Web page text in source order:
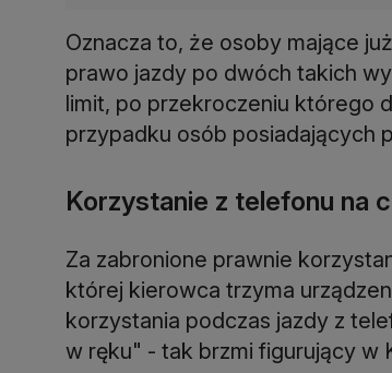
Oznacza to, że osoby mające
prawo jazdy po dwóch takich
limit, po przekroczeniu którego
przypadku osób posiadających
Korzystanie z telefonu na
Za zabronione prawnie
której kierowca trzyma
korzystania podczas jazdy z
w ręku" - tak brzmi figurujący w